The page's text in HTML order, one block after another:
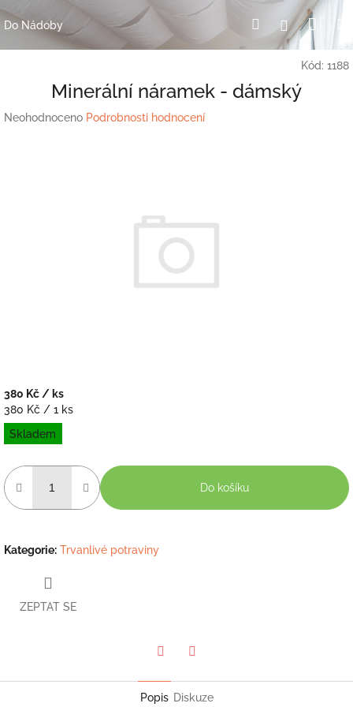
Přejít
naDo Nádoby HledatPřihlášení
Kód: 1188
Minerální náramek - dámský
Průměrné
Neohodnoceno Podrobnosti hodnocení
380 Kč / ks
Měrná
cena:
380 Kč / 1 ks
Skladem
Do košíku
Kategorie: Trvanlivé potraviny
ZEPTAT SE
Popis Diskuze